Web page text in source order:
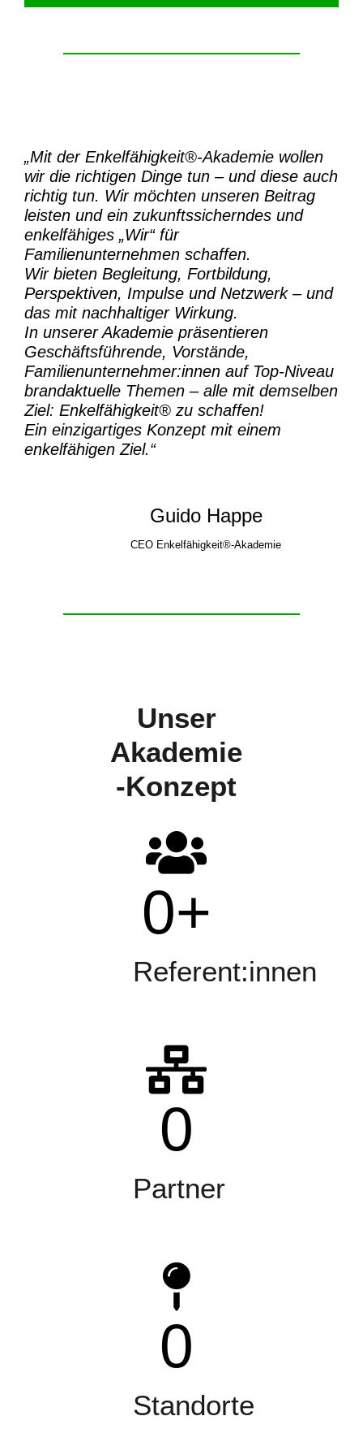
„Mit der Enkelfähigkeit®-Akademiewollen
wir die richtigen Dinge tun – und diese auch
richtig tun. Wir möchten unseren Beitrag
leisten und ein zukunftssicherndes und
enkelfähiges „Wir“ für
Familienunternehmen schaffen.
Wir bieten Begleitung, Fortbildung,
Perspektiven, Impulse und Netzwerk – und
das mit nachhaltiger Wirkung.
In unserer Akademie präsentieren
Geschäftsführende, Vorstände,
Familienunternehmer:innen auf Top-Niveau
brandaktuelle Themen – alle mit demselben
Ziel: Enkelfähigkeit® zu schaffen!
Ein einzigartiges Konzept mit einem
enkelfähigen Ziel.“
Guido Happe
CEO Enkelfähigkeit®-Akademie
Unser
Akademie
-Konzept
0+
Referent:innen
0
Partner
0
Standorte